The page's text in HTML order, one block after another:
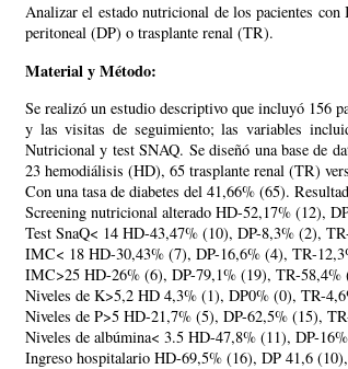
Analizar el estado nutricional de los pacientes
peritoneal (DP) o trasplante renal (TR).
Material y Método:
Se realizó un estudio descriptivo que incluyó 156
y las visitas de seguimiento; las variables
Nutricional y test SNAQ. Se diseñó una base de
23 hemodiálisis (HD), 65 trasplante renal (TR)
Con una tasa de diabetes del 41,66% (65).
Screening nutricional alterado HD-52,17% (12),
Test SnaQ< 14 HD-43,47% (10), DP-8,3% (2),
IMC< 18 HD-30,43% (7), DP-16,6% (4), TR-
IMC>25 HD-26% (6), DP-79,1% (19), TR-
Niveles de K>5,2 HD 4,3% (1), DP0% (0), TR-
Niveles de P>5 HD-21,7% (5), DP-62,5% (15),
Niveles de albúmina< 3.5 HD-47,8% (11), DP-
Ingreso hospitalario HD-69,5% (16), DP 41,6